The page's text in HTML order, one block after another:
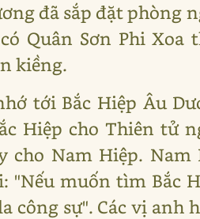
đã sắp đặt phòng
Quân Sơn Phi
kiềng.
tới Bắc Hiệp Âu
Hiệp cho Thiên tử
cho Nam Hiệp.
"Nếu muốn tìm Bắc
công sự". Các vị